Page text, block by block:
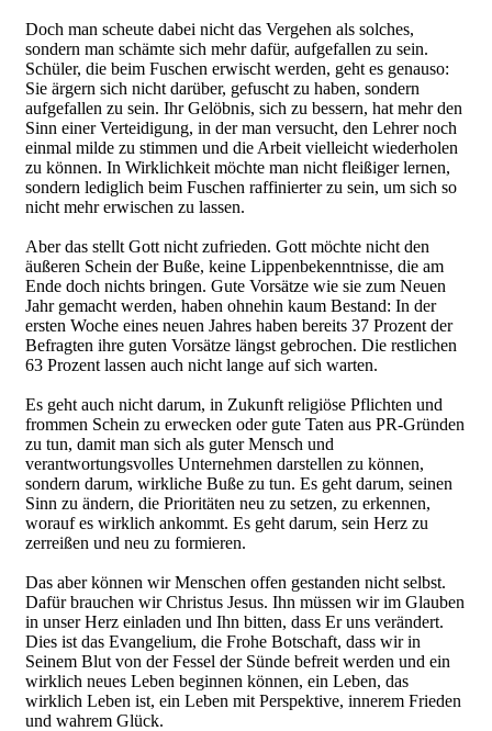
Doch man scheute dabei nicht das Vergehen als solches,
sondern man schämte sich mehr dafür, aufgefallen zu sein.
Schüler, die beim Fuschen erwischt werden, geht es genauso:
Sie ärgern sich nicht darüber, gefuscht zu haben, sondern
aufgefallen zu sein. Ihr Gelöbnis, sich zu bessern, hat mehr den
Sinn einer Verteidigung, in der man versucht, den Lehrer noch
einmal milde zu stimmen und die Arbeit vielleicht wiederholen
zu können. In Wirklichkeit möchte man nicht fleißiger lernen,
sondern lediglich beim Fuschen raffinierter zu sein, um sich so
nicht mehr erwischen zu lassen.
Aber das stellt Gott nicht zufrieden. Gott möchte nicht den
äußeren Schein der Buße, keine Lippenbekenntnisse, die am
Ende doch nichts bringen. Gute Vorsätze wie sie zum Neuen
Jahr gemacht werden, haben ohnehin kaum Bestand: In der
ersten Woche eines neuen Jahres haben bereits 37 Prozent der
Befragten ihre guten Vorsätze längst gebrochen. Die restlichen
63 Prozent lassen auch nicht lange auf sich warten.
Es geht auch nicht darum, in Zukunft religiöse Pflichten und
frommen Schein zu erwecken oder gute Taten aus PR-Gründen
zu tun, damit man sich als guter Mensch und
verantwortungsvolles Unternehmen darstellen zu können,
sondern darum, wirkliche Buße zu tun. Es geht darum, seinen
Sinn zu ändern, die Prioritäten neu zu setzen, zu erkennen,
worauf es wirklich ankommt. Es geht darum, sein Herz zu
zerreißen und neu zu formieren.
Das aber können wir Menschen offen gestanden nicht selbst.
Dafür brauchen wir Christus Jesus. Ihn müssen wir im Glauben
in unser Herz einladen und Ihn bitten, dass Er uns verändert.
Dies ist das Evangelium, die Frohe Botschaft, dass wir in
Seinem Blut von der Fessel der Sünde befreit werden und ein
wirklich neues Leben beginnen können, ein Leben, das
wirklich Leben ist, ein Leben mit Perspektive, innerem Frieden
und wahrem Glück.